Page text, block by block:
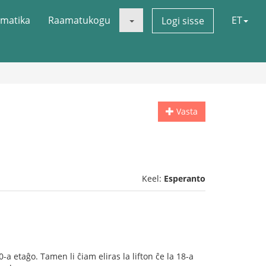
Raamatukogu Logi sisse ET
Vasta
Keel: Esperanto
etaĝo. Tamen li ĉiam eliras la lifton ĉe la 18-a